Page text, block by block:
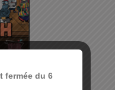
fermée du 6